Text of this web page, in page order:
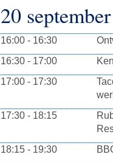
20
16:00 - 16:30
16:30 - 17:00
17:00 - 17:30
17:30 - 18:15
18:15 - 19:30